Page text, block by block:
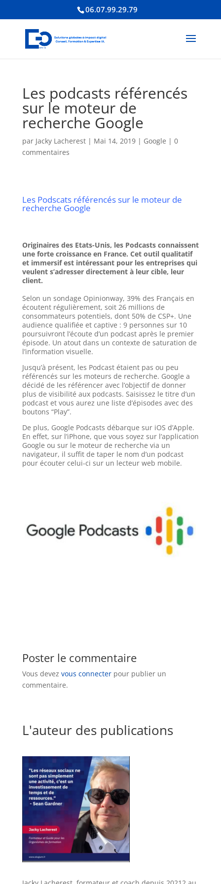
06.07.99.29.79
Les podcasts référencés
sur le moteur de
recherche Google
par Jacky Lacherest| Mai 14, 2019| Google | 0
commentaires
Les Podscats référencés sur le moteur de
recherche Google
Originaires des Etats-Unis, les Podcasts connaissent
une forte croissance en France. Cet outil qualitatif
et immersif est intéressant pour les entreprises qui
veulent s’adresser directement à leur cible, leur
client.
Selon un sondage Opinionway, 39% des Français en
écoutent régulièrement, soit 26 millions de
consommateurs potentiels, dont 50% de CSP+. Une
audience qualifiée et captive : 9 personnes sur 10
poursuivront l’écoute d’un podcast après le premier
épisode. Un atout dans un contexte de saturation de
l’information visuelle.
Jusqu’à présent, les Podcast étaient pas ou peu
référencés sur les moteurs de recherche. Google a
décidé de les référencer avec l’objectif de donner
plus de visibilité aux podcasts. Saisissez le titre d’un
podcast et vous aurez une liste d’épisodes avec des
boutons “Play”.
De plus, Google Podcasts débarque sur iOS d’Apple.
En effet, sur l’iPhone, que vous soyez sur l’application
Google ou sur le moteur de recherche via un
navigateur, il suffit de taper le nom d’un podcast
pour écouter celui-ci sur un lecteur web mobile.
Poster le commentaire
Vous devez vous connecterpour publier un
commentaire.
L'auteur des publications